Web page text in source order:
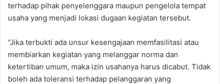
terhadap pihak penyelenggara maupun pengelola tempat
usaha yang menjadi lokasi dugaan kegiatan tersebut.
“Jika terbukti ada unsur kesengajaan memfasilitasi atau
membiarkan kegiatan yang melanggar norma dan
ketertiban umum, maka izin usahanya harus dicabut. Tidak
boleh ada toleransi terhadap pelanggaran yang